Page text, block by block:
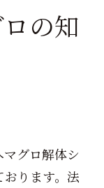
の知
グロ解体シ
ります。法